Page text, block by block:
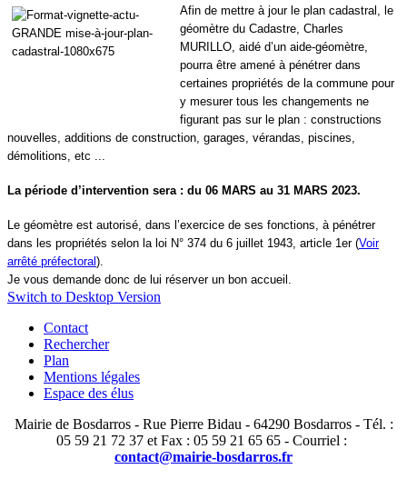
Afin de mettre à jour le plan cadastral, le
géomètre du Cadastre, Charles
MURILLO, aidé d’un aide-géomètre,
pourra être amené à pénétrer dans
certaines propriétés de la commune pour
y mesurer tous les changements ne
figurant pas sur le plan : constructions
nouvelles, additions de construction, garages, vérandas, piscines,
démolitions, etc ...
La période d’intervention sera : du 06 MARS au 31 MARS 2023.
Le géomètre est autorisé, dans l’exercice de ses fonctions, à pénétrer
dans les propriétés selon la loi N° 374 du 6 juillet 1943, article 1er (Voir
arrêté préfectoral).
Je vous demande donc de lui réserver un bon accueil.
Switch to Desktop Version
Contact
Rechercher
Plan
Mentions légales
Espace des élus
Mairie de Bosdarros - Rue Pierre Bidau - 64290 Bosdarros - Tél. :
05 59 21 72 37 et Fax : 05 59 21 65 65 - Courriel :
contact@mairie-bosdarros.fr